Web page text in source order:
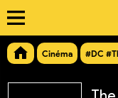
Cinéma #DC